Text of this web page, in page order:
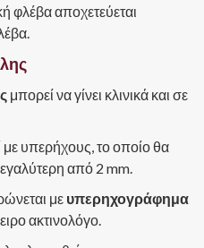
φλέβα αποχετεύεται
μπορεί να γίνει κλινικά και σε
υπερήχους, το οποίο θα
από 2 mm.
με υπερηχογράφημα
ακτινολόγο.